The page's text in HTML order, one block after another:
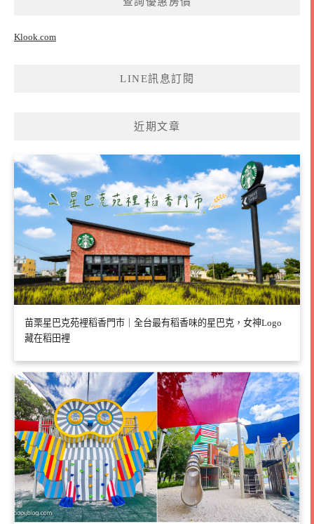
Klook.com
LINE訊息訂閱
近期文章
苗栗星巴克苑裡稻香門市｜全台最有稻香味的星巴克，女神Logo
藏在稻田裡